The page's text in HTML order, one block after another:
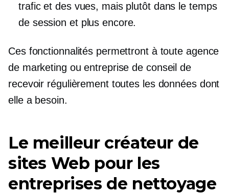
trafic et des vues, mais plutôt dans le temps
de session et plus encore.
Ces fonctionnalités permettront à toute agence
de marketing ou entreprise de conseil de
recevoir régulièrement toutes les données dont
elle a besoin.
Le meilleur créateur de
sites Web pour les
entreprises de nettoyage